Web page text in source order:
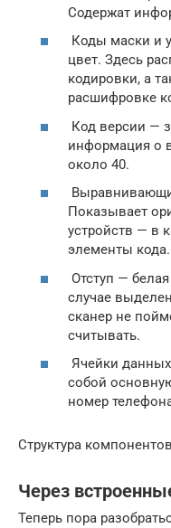
Содержат
Коды маски и
цвет. Здесь
кодировки, а
расшифровке
Код версии —
информация о
около 40.
Показывает
устройств — в
элементы кода.
Отступ —
случае
сканер не
считывать.
Ячейки
собой
номер
Структура
Через
Теперь пора